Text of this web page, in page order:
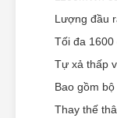
Lượng đầu
Tối đa 1600
Tự xả thấp
Bao gồm
Thay thế